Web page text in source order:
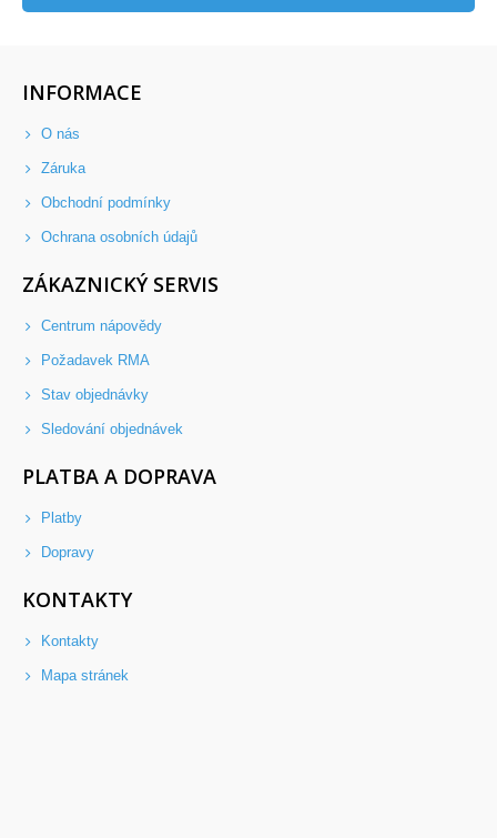
INFORMACE
O nás
Záruka
Obchodní podmínky
Ochrana osobních údajů
ZÁKAZNICKÝ SERVIS
Centrum nápovědy
Požadavek RMA
Stav objednávky
Sledování objednávek
PLATBA A DOPRAVA
Platby
Dopravy
KONTAKTY
Kontakty
Mapa stránek